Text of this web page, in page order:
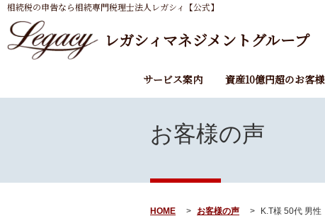
相続税の申告なら相続専門税理士法人レガシィ【公式】
レガシィマネジメントグループ
サービス案内 資産10億円超のお客様
お客様の声
HOME お客様の声 K.T様 50代 男性